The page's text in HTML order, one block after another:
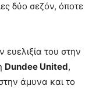
δύο σεζόν, όποτε
ευελιξία του στην
Dundee United,
άμυνα και το